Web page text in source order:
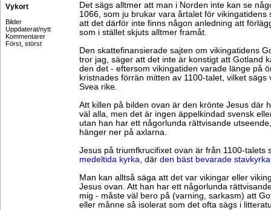
Vykort
Bilder
Uppdaterat/nytt
Kommentarer
Först, störst
Det sägs alltmer att man i Norden inte kan se
1066, som ju brukar vara årtalet för vikingatidens
att det därför inte finns någon anledning att
som i stället skjuts alltmer framåt.
Den skattefinansierade sajten om vikingatidens
tror jag, säger att det inte är konstigt att Gotland
den det - eftersom vikingatiden varade länge på
kristnades förrän mitten av 1100-talet, vilket
Svea rike.
Att killen på bilden ovan är den krönte Jesus där
väl alla, men det är ingen äppelkindad svensk
utan han har ett någorlunda rättvisande
hänger ner på axlarna.
Jesus på triumfkrucifixet ovan är från 1100-talets
medeltida kyrka, där den bäst bevarade
Man kan alltså säga att det var vikingar eller
Jesus ovan. Att han har ett någorlunda
mig - måste väl bero på (varning, sarkasm) att
eller månne så isolerat som det ofta sägs i